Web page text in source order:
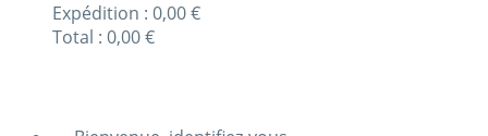
Expédition : 0,00 €
Total : 0,00 €